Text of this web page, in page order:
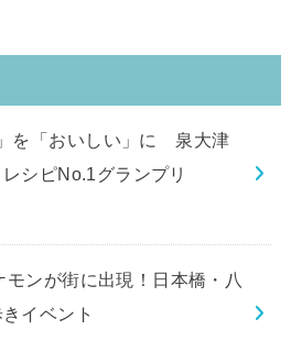
を「おいしい」に 泉大津
シピNo.1グランプリ
ンが街に出現！日本橋・八
イベント